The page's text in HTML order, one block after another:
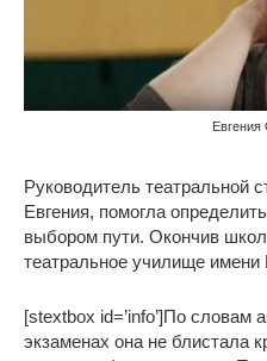
Евгения
Руководитель театральной
Евгения, помогла
выбором пути. Окончив
театральное училище имени
[stextbox id=’info’]По словам
экзаменах она не блистала